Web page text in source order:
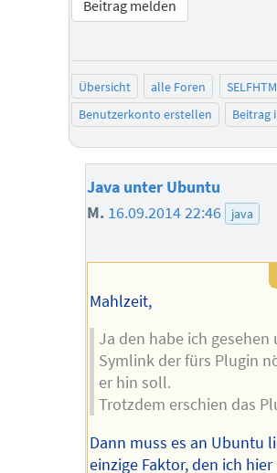
Beitrag melden
Übersicht alle Foren
Benutzerkonto erstellen
Beitrag
Java unter Ubuntu
M. 16.09.2014 22:46 java
Mahlzeit,
Ja den habe ich
Symlink der fürs Plugin
er hin soll.
Trotzdem erschien das
Dann muss es an Ubuntu
einzige Faktor, den ich